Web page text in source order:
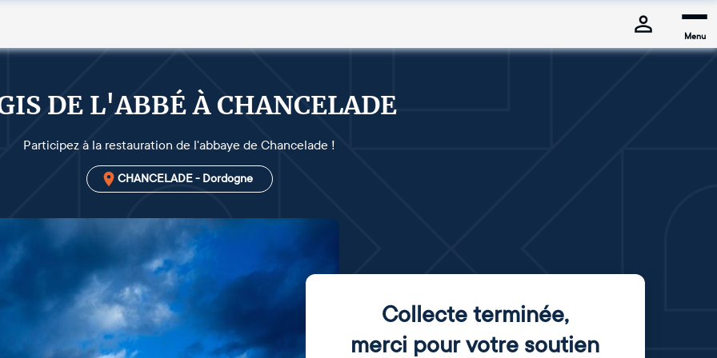
Menu
DE L'ABBÉ À CHANCELADE
Participez à la restauration de l'abbaye de Chancelade !
CHANCELADE - Dordogne
Collecte terminée,
merci pour votre soutien